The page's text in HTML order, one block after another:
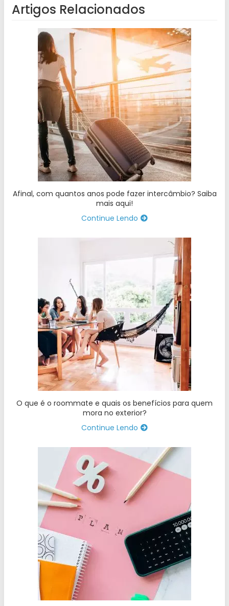
Artigos Relacionados
Afinal, com quantos anos pode fazer intercâmbio? Saiba
mais aqui!
Continue Lendo
O que é o roommate e quais os benefícios para quem
mora no exterior?
Continue Lendo